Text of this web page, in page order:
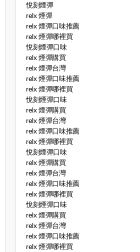
悅刻煙彈
relx 煙彈
relx 煙彈口味推薦
relx 煙彈哪裡買
悅刻煙彈口味
relx 煙彈購買
relx 煙彈台灣
relx 煙彈口味推薦
relx 煙彈哪裡買
悅刻煙彈口味
relx 煙彈購買
relx 煙彈台灣
relx 煙彈口味推薦
relx 煙彈哪裡買
悅刻煙彈口味
relx 煙彈購買
relx 煙彈台灣
relx 煙彈口味推薦
relx 煙彈哪裡買
悅刻煙彈口味
relx 煙彈購買
relx 煙彈台灣
relx 煙彈口味推薦
relx 煙彈哪裡買